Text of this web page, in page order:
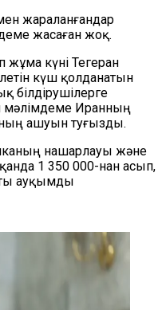
жараланғандар
жасаған жоқ.
күні Тегеран
күш қолданатын
білдірушілерге
мәлімдеме Иранның
ашуын туғызды.
нашарлауы және
1 350 000-нан асып,
ауқымды